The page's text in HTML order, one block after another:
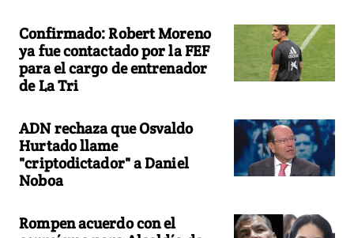
Confirmado: Robert Moreno
ya fue contactado por la FEF
para el cargo de entrenador
de La Tri
ADN rechaza que Osvaldo
Hurtado llame
"criptodictador" a Daniel
Noboa
Rompen acuerdo con el